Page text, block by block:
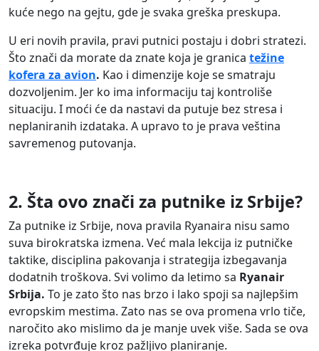
kuće nego na gejtu, gde je svaka greška preskupa.
U eri novih pravila, pravi putnici postaju i dobri stratezi.
Što znači da morate da znate koja je granica težine
kofera za avion. Kao i dimenzije koje se smatraju
dozvoljenim. Jer ko ima informaciju taj kontroliše
situaciju. I moći će da nastavi da putuje bez stresa i
neplaniranih izdataka. A upravo to je prava veština
savremenog putovanja.
2. Šta ovo znači za putnike iz Srbije?
Za putnike iz Srbije, nova pravila Ryanaira nisu samo
suva birokratska izmena. Već mala lekcija iz putničke
taktike, disciplina pakovanja i strategija izbegavanja
dodatnih troškova. Svi volimo da letimo sa Ryanair
Srbija. To je zato što nas brzo i lako spoji sa najlepšim
evropskim mestima. Zato nas se ova promena vrlo tiče,
naročito ako mislimo da je manje uvek više. Sada se ova
izreka potvrđuje kroz pažljivo planiranje.